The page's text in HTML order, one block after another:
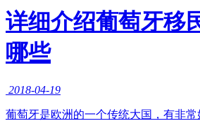
详细介绍葡萄牙移
哪些
2018-04-19
葡萄牙是欧洲的一个传统大国，有非